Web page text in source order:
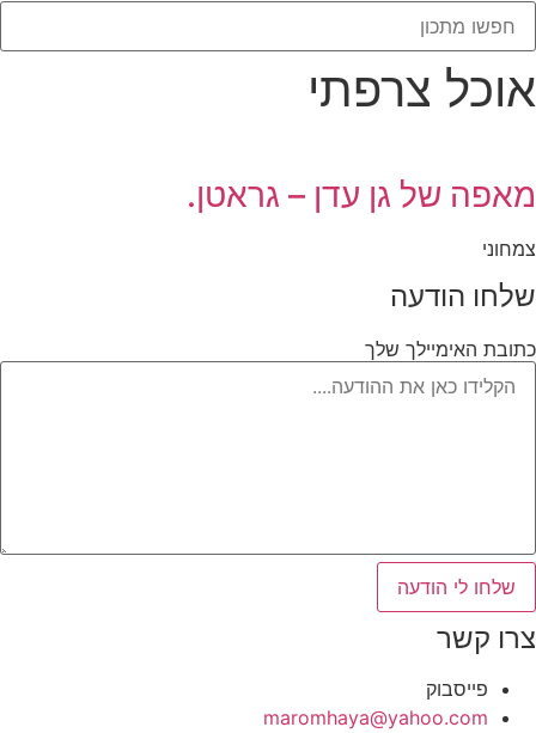
אוכל צרפתי
מאפה של גן עדן – גראטן.
צמחוני
שלחו הודעה
כתובת האימיילך שלך
שלחו לי הודעה
צרו קשר
פייסבוק
‫maromhaya@yahoo.com